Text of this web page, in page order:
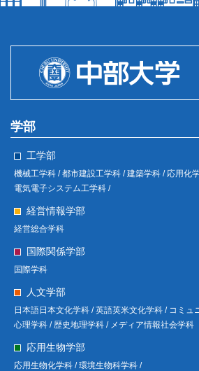
学部
工学部
機械工学科 / 都市建設工学科 / 建築学科 / 応用化
電気電子システム工学科 /
経営情報学部
経営総合学科
国際関係学部
国際学科
人文学部
日本語日本文化学科 / 英語英米文化学科 / コミュ
心理学科 / 歴史地理学科 / メディア情報社会学科
応用生物学部
応用生物化学科 / 環境生物科学科 /